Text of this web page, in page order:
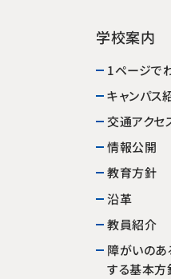
学校案内
1ページで
キャンパス
交通アクセ
情報公開
教育方針
沿革
教員紹介
障がいの
する基本方